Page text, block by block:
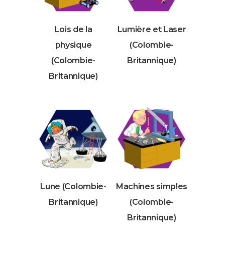
Lois de la
physique
(Colombie-
Britannique)
Lumière et Laser
(Colombie-
Britannique)
Lune (Colombie-
Britannique)
Machines simples
(Colombie-
Britannique)